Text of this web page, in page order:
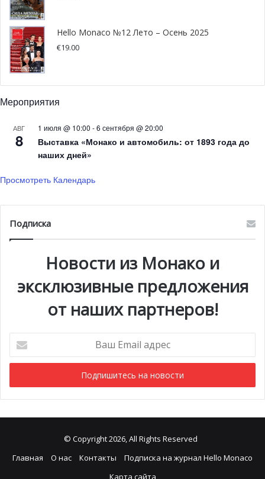
Hello Monaco №12 Лето – Осень 2025
€19.00
Мероприятия
АВГ
8
1 июля @ 10:00 -6 сентября @ 20:00
Выставка «Монако и автомобиль: от 1893 года до
наших дней»
Просмотреть Календарь
Подписка
Новости из Монако и
эксклюзивные предложения
от наших партнеров!
Email
адрес
© Copyright 2026, All Rights Reserved
Главная
О нас Контакты
Подписка на журнал Hello Monaco
Карта сайта